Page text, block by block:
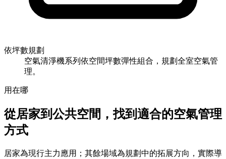
依坪數規劃
空氣清淨機系列依空間坪數彈性組合，規劃全室空氣管
理。
用在哪
從居家到公共空間，找到適合的空氣管理
方式
居家為現行主力應用；其餘場域為規劃中的拓展方向，實際導